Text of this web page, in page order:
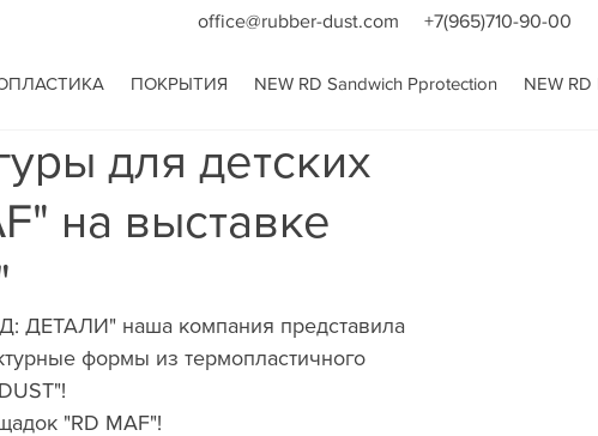
office@rubber-dust.com +7(965)710-90-00
ПОКРЫТИЯ NEW RD Sandwich Pprotection NEW RD
для детских
на выставке
ДЕТАЛИ" наша компания представила
формы из термопластичного
"RD MAF"!